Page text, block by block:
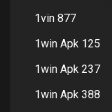
1vin 877
1win Apk 125
1win Apk 237
1win Apk 388